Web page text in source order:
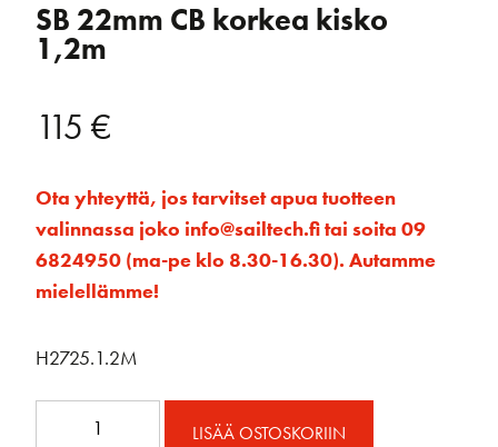
SB 22mm CB korkea kisko
1,2m
115 €
Ota yhteyttä, jos tarvitset apua tuotteen
valinnassa joko info@sailtech.fi tai soita 09
6824950 (ma-pe klo 8.30-16.30). Autamme
mielellämme!
H2725.1.2M
LISÄÄ OSTOSKORIIN